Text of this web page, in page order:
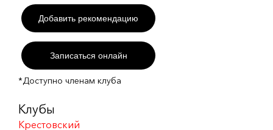
Добавить рекомендацию
Записаться онлайн
*Доступно членам клуба
Клубы
Крестовский